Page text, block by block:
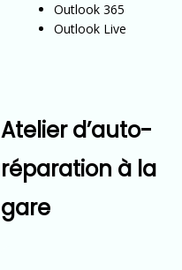
Outlook 365
Outlook Live
Atelier d’auto-
réparation à la
gare